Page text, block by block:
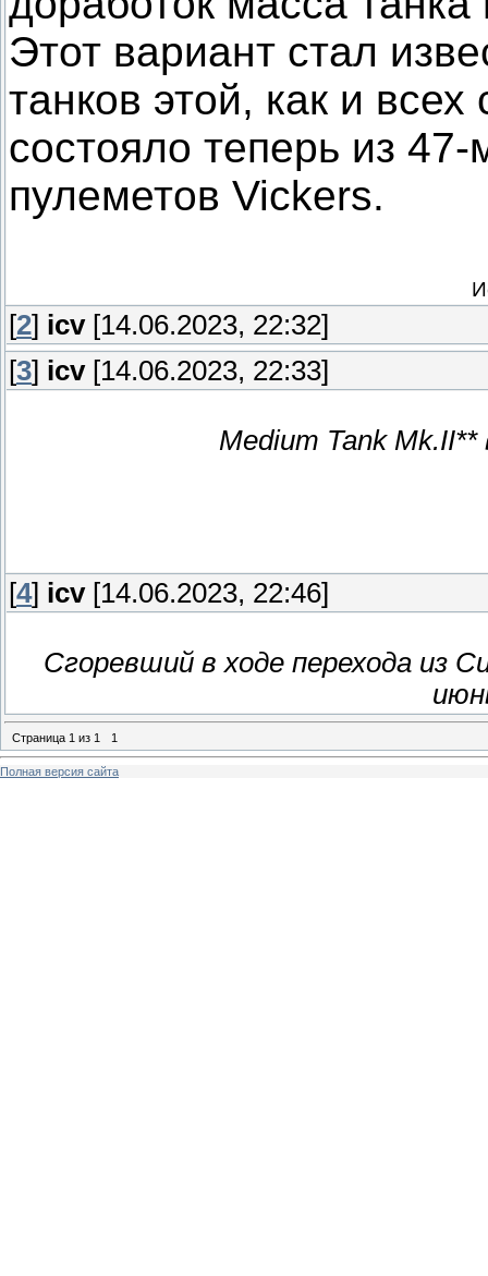
Этот вариант стал
танков этой, как и
состояло теперь из
пулеметов Vickers.
[2] icv[14.06.2023, 22:32]
[3] icv[14.06.2023, 22:33]
Medium Tank
[4] icv[14.06.2023, 22:46]
Сгоревший в ходе перехода из
Страница 1 из 1 1
Полная версия сайта